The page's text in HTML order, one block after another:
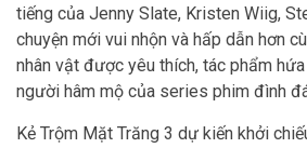
tiếng của Jenny Slate, Kristen Wiig,
chuyện mới vui nhộn và hấp dẫn hơn
nhân vật được yêu thích, tác phẩm
người hâm mộ của series phim đình
Kẻ Trộm Mặt Trăng 3 dự kiến khởi